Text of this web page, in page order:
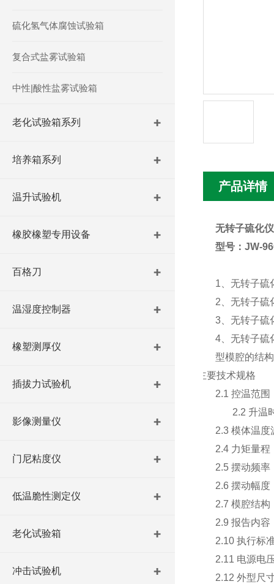
硫化氢气体腐蚀试验箱
复合式盐雾试验箱
中性|酸性盐雾试验箱
老化试验箱系列
培养箱系列
温升试验机
橡胶橡塑专用设备
百格刀
温湿度控制器
橡塑测厚仪
插拔力试验机
影像测量仪
门尼粘度仪
低温脆性测定仪
老化试验箱
冲击试验机
产品详情
无转子硫化仪
型号： JW-
1、无转子硫
2、无转子硫
3、无转子硫
4、无转子硫
型模腔的结
主要技术规格
2.1 控温范
2.2 升温时
2.3 模体温
2.4 力矩量程
2.5 摆动频率
2.6 摆动幅度
2.7 模腔结构
2.9 报告内容
2.10 执行标
2.11 电源电
2.12 外型尺